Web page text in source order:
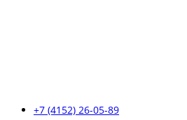
+7 (4152) 26-05-89